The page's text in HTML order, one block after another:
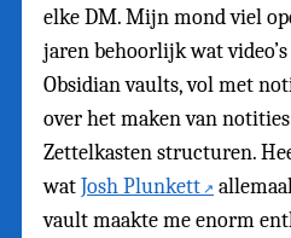
elke DM. Mijn mond viel
jaren behoorlijk wat
Obsidian vaults, vol met
over het maken van
Zettelkasten structuren.
watJosh Plunkett
vault maakte me enorm